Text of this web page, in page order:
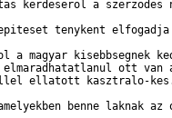
kerdeserol a szerzodes
elmaradhatatlanul ott
ellatott kasztralo-